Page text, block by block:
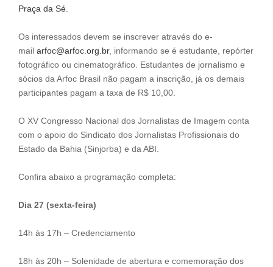
Praça da Sé.
Os interessados devem se inscrever através do e-
mail arfoc@arfoc.org.br, informando se é estudante, repórter
fotográfico ou cinematográfico. Estudantes de jornalismo e
sócios da Arfoc Brasil não pagam a inscrição, já os demais
participantes pagam a taxa de R$ 10,00.
O XV Congresso Nacional dos Jornalistas de Imagem conta
com o apoio do Sindicato dos Jornalistas Profissionais do
Estado da Bahia (Sinjorba) e da ABI.
Confira abaixo a programação completa:
Dia 27 (sexta-feira)
14h às 17h – Credenciamento
18h às 20h – Solenidade de abertura e comemoração dos